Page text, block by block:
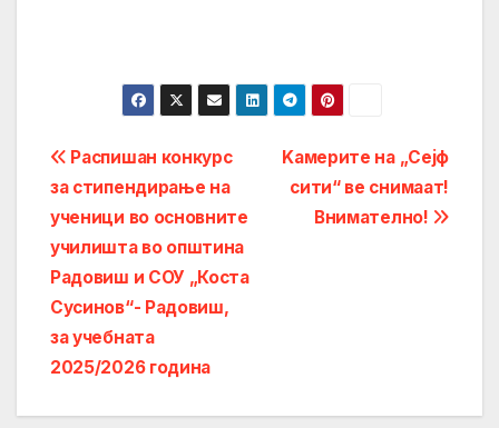
Post
navigation
Kамерите на „Сејф
сити“ ве снимаат!
Внимателно!
Распишан конкурс
за стипендирање на
ученици во основните
училишта во општина
Радовиш и СОУ „Коста
Сусинов“- Радовиш,
за учебната
2025/2026 година